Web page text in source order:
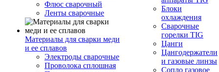
Флюс сварочный
Ленты сварочные
Материалы для сварки меди
и ее сплавов
Электроды сварочные
Проволока сплошная
Блоки
охлаждения
Сварочные
горелки TIG
Цанги
Цангодержатели
и газовые линзы
Сопло газовое